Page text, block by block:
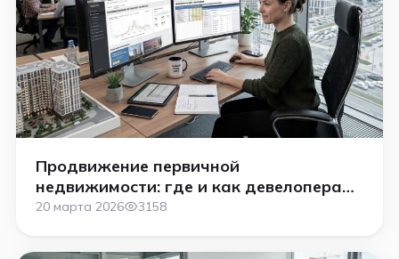
Продвижение первичной
недвижимости: где и как девелоперам
искать покупателей
20 марта 2026 3158